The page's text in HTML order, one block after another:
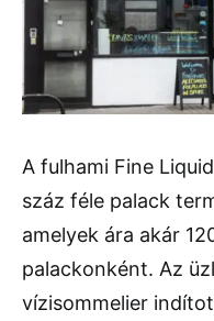
A fulhami Fine
száz féle palack
amelyek ára akár
palackonként. Az
vízisommelier